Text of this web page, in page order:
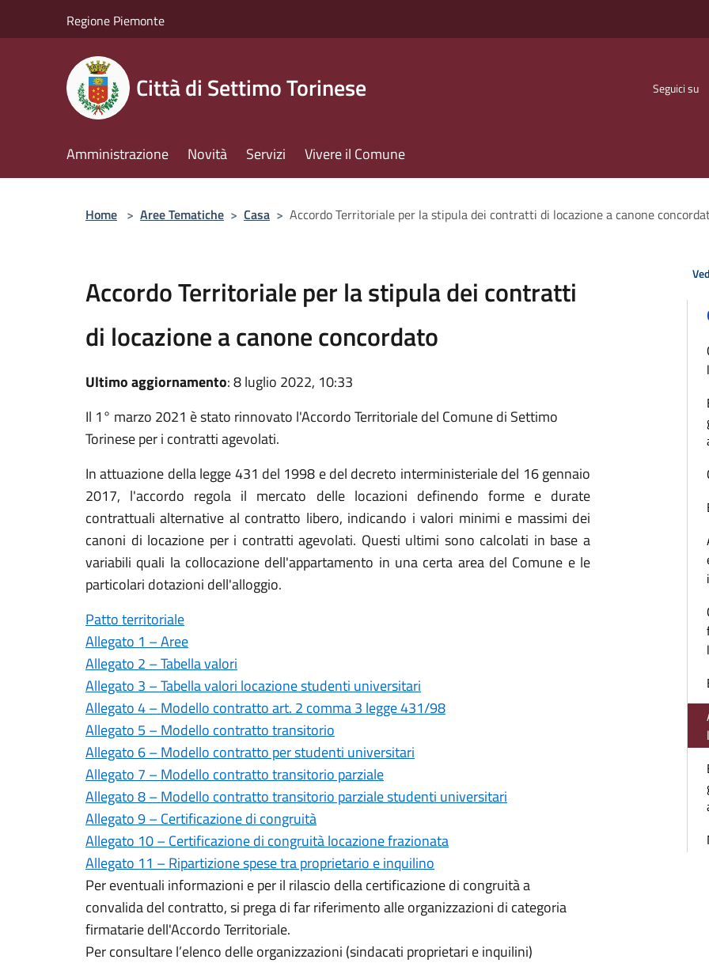
Regione Piemonte
Città di Settimo Torinese Seguici su
Amministrazione Novità Servizi Vivere il Comune
Home > Aree Tematiche > Casa > Accordo Territoriale per la stipula dei contratti di locazione a canone
Accordo Territoriale per la stipula dei contratti
di locazione a canone concordato
Ultimo aggiornamento: 8 luglio 2022, 10:33
Il 1° marzo 2021 è stato rinnovato l'Accordo Territoriale del Comune di Settimo
Torinese per i contratti agevolati.
In attuazione della legge 431 del 1998 e del decreto interministeriale del 16 gennaio
2017, l'accordo regola il mercato delle locazioni definendo forme e durate
contrattuali alternative al contratto libero, indicando i valori minimi e massimi dei
canoni di locazione per i contratti agevolati. Questi ultimi sono calcolati in base a
variabili quali la collocazione dell'appartamento in una certa area del Comune e le
particolari dotazioni dell'alloggio.
Patto territoriale
Allegato 1 – Aree
Allegato 2 – Tabella valori
Allegato 3 – Tabella valori locazione studenti universitari
Allegato 4 – Modello contratto art. 2 comma 3 legge 431/98
Allegato 5 – Modello contratto transitorio
Allegato 6 – Modello contratto per studenti universitari
Allegato 7 – Modello contratto transitorio parziale
Allegato 8 – Modello contratto transitorio parziale studenti universitari
Allegato 9 – Certificazione di congruità
Allegato 10 – Certificazione di congruità locazione frazionata
Allegato 11 – Ripartizione spese tra proprietario e inquilino
Per eventuali informazioni e per il rilascio della certificazione di congruità a
convalida del contratto, si prega di far riferimento alle organizzazioni di categoria
firmatarie dell'Accordo Territoriale.
Per consultare l’elenco delle organizzazioni (sindacati proprietari e inquilini)